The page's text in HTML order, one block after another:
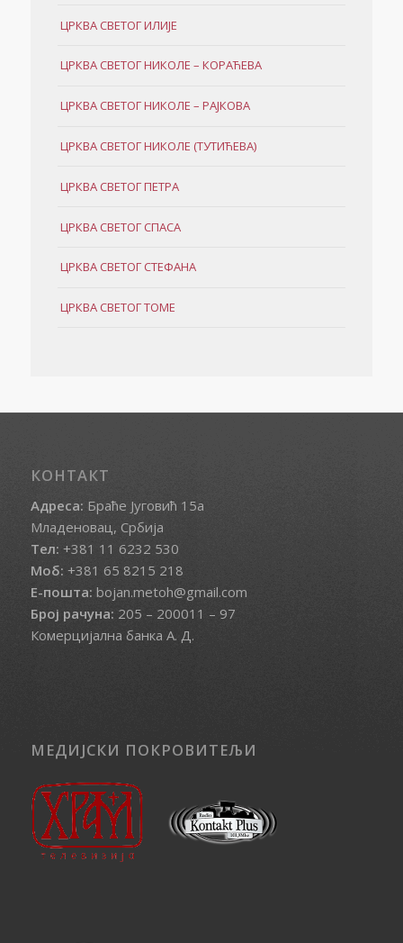
ЦРКВА СВЕТОГ ИЛИЈЕ
ЦРКВА СВЕТОГ НИКОЛЕ – КОРАЋЕВА
ЦРКВА СВЕТОГ НИКОЛЕ – РАЈКОВА
ЦРКВА СВЕТОГ НИКОЛЕ (ТУТИЋЕВА)
ЦРКВА СВЕТОГ ПЕТРА
ЦРКВА СВЕТОГ СПАСА
ЦРКВА СВЕТОГ СТЕФАНА
ЦРКВА СВЕТОГ ТОМЕ
КОНТАКТ
Адреса: Браће Југовић 15а
Младеновац, Србија
Тел: +381 11 6232 530
Моб: +381 65 8215 218
Е-пошта: bojan.metoh@gmail.com
Број рачуна: 205 – 200011 – 97
Комерцијална банка А. Д.
МЕДИЈСКИ ПОКРОВИТЕЉИ